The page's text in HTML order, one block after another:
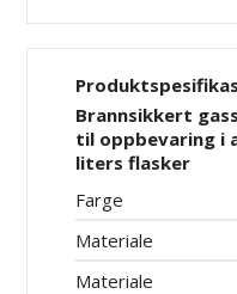
Brannsikkert
til oppbevaring i
liters flasker
Farge
Materiale
Materiale